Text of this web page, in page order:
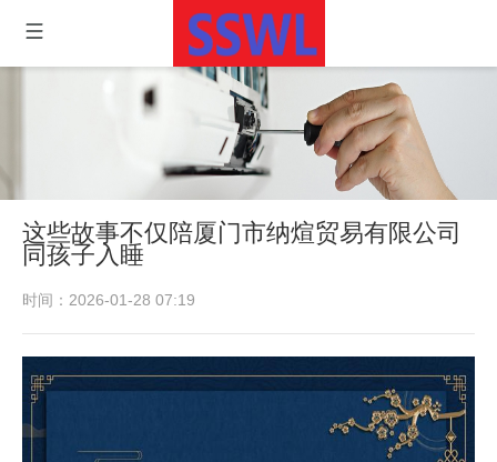
这些故事不仅陪厦门市纳煊贸易有限公司
同孩子入睡
时间：2026-01-28 07:19